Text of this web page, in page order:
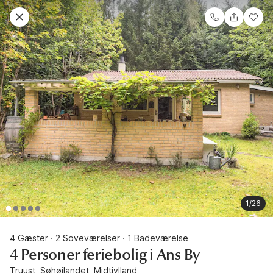
1/26
4 Gæster · 2 Soveværelser · 1 Badeværelse
4 Personer feriebolig i Ans By
Truust, Søhøjlandet, Midtjylland